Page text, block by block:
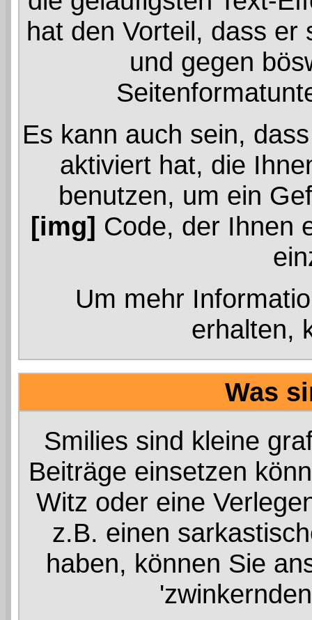
hat den Vorteil, dass er
und gegen
Es kann auch sein,
aktiviert hat, die
benutzen, um ein
[img] Code, der Ihnen
Um mehr
erhalten,
Was
Smilies sind kleine
Beiträge einsetzen
Witz oder eine
z.B. einen
haben, können Sie